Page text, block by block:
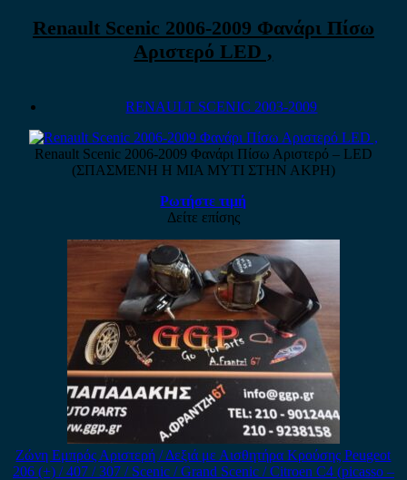
Renault Scenic 2006-2009 Φανάρι Πίσω
Αριστερό LED ,
RENAULT SCENIC 2003-2009
Renault Scenic 2006-2009 Φανάρι Πίσω Αριστερό – LED
(ΣΠΑΣΜΕΝΗ Η ΜΙΑ ΜΥΤΙ ΣΤΗΝ ΑΚΡΗ)
Ρωτήστε τιμή
Δείτε επίσης
Ζώνη Εμπρός Αριστερή / Δεξιά με Αισθητήρα Κρούσης Peugeot
206 (+) / 407 / 307 / Scenic / Grand Scenic / Citroen C4 (picasso –